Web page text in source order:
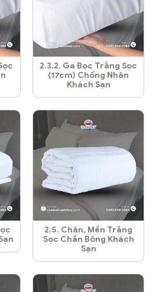
2.3.2. Ga Bọc Trắng Sọc
(17cm) Chống Nhăn
Khách Sạn
2.5. Chăn, Mền Trắng
Sọc Chần Bông Khách
Sạn